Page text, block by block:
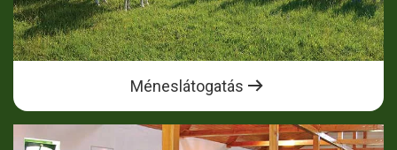
Méneslátogatás